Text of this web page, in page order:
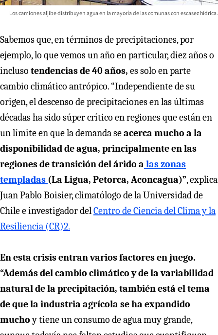
Los camiones aljibe distribuyen agua en la mayoría de las comunas con escasez hídrica.
Sabemos que, en términos de precipitaciones, por
ejemplo, lo que vemos un año en particular, diez años o
incluso tendencias de 40 años, es solo en parte
cambio climático antrópico. “Independiente de su
origen, el descenso de precipitaciones en las últimas
décadas ha sido súper crítico en regiones que están en
un límite en que la demanda seacerca mucho a la
disponibilidad de agua, principalmente en las
regiones de transición del árido a las zonas
templadas (La Ligua, Petorca, Aconcagua)”, explica
Juan Pablo Boisier, climatólogo de la Universidad de
Chile e investigador delCentro de Ciencia del Clima y la
Resiliencia (CR)2.
En esta crisis entran varios factores en juego.
“Además del cambio climático y de la variabilidad
natural de la precipitación, también está el tema
de que la industria agrícola se ha expandido
muchoy tiene un consumo de agua muy grande,